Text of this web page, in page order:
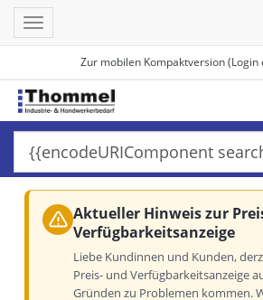
Zur mobilen Kompaktversion
Toggle
navigation
Aktueller Hinweis zur
Verfügbarkeitsanzeige
Liebe Kundinnen und Kunden,
Preis- und Verfügbarkeitsanzeige
Gründen zu Problemen kommen.